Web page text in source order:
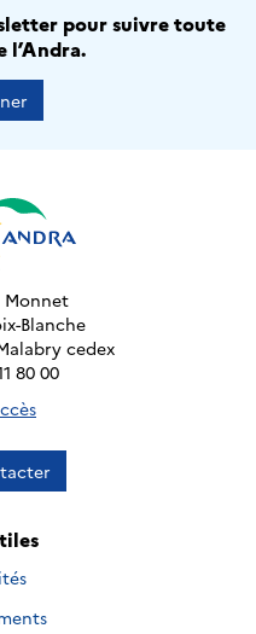
pour suivre toute
l’Andra.
Monnet
Blanche
cedex
80 00